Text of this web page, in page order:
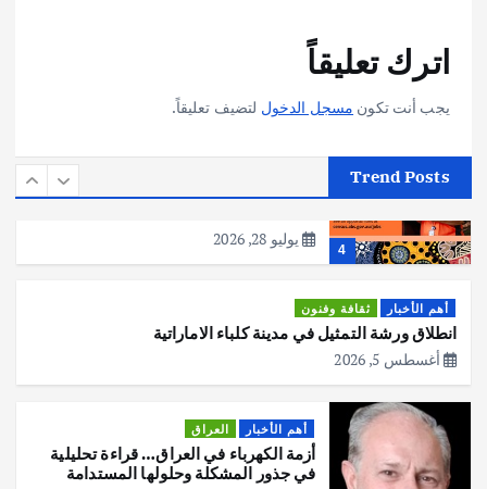
اترك تعليقاً
يجب أنت تكون مسجل الدخول لتضيف تعليقاً.
Trend Posts
هوي آن… مدينة الفوانيس وسحر التاريخ
4
عملية التعداد السكاني في11 من الشهر
يوليو 28, 2026
أهم الأخبار ثقافة وفنون
انطلاق ورشة التمثيل في مدينة كلباء الاماراتية
أغسطس 5, 2026
أهم الأخبار العراق
أزمة الكهرباء في العراق… قراءة تحليلية
في جذور المشكلة وحلولها المستدامة